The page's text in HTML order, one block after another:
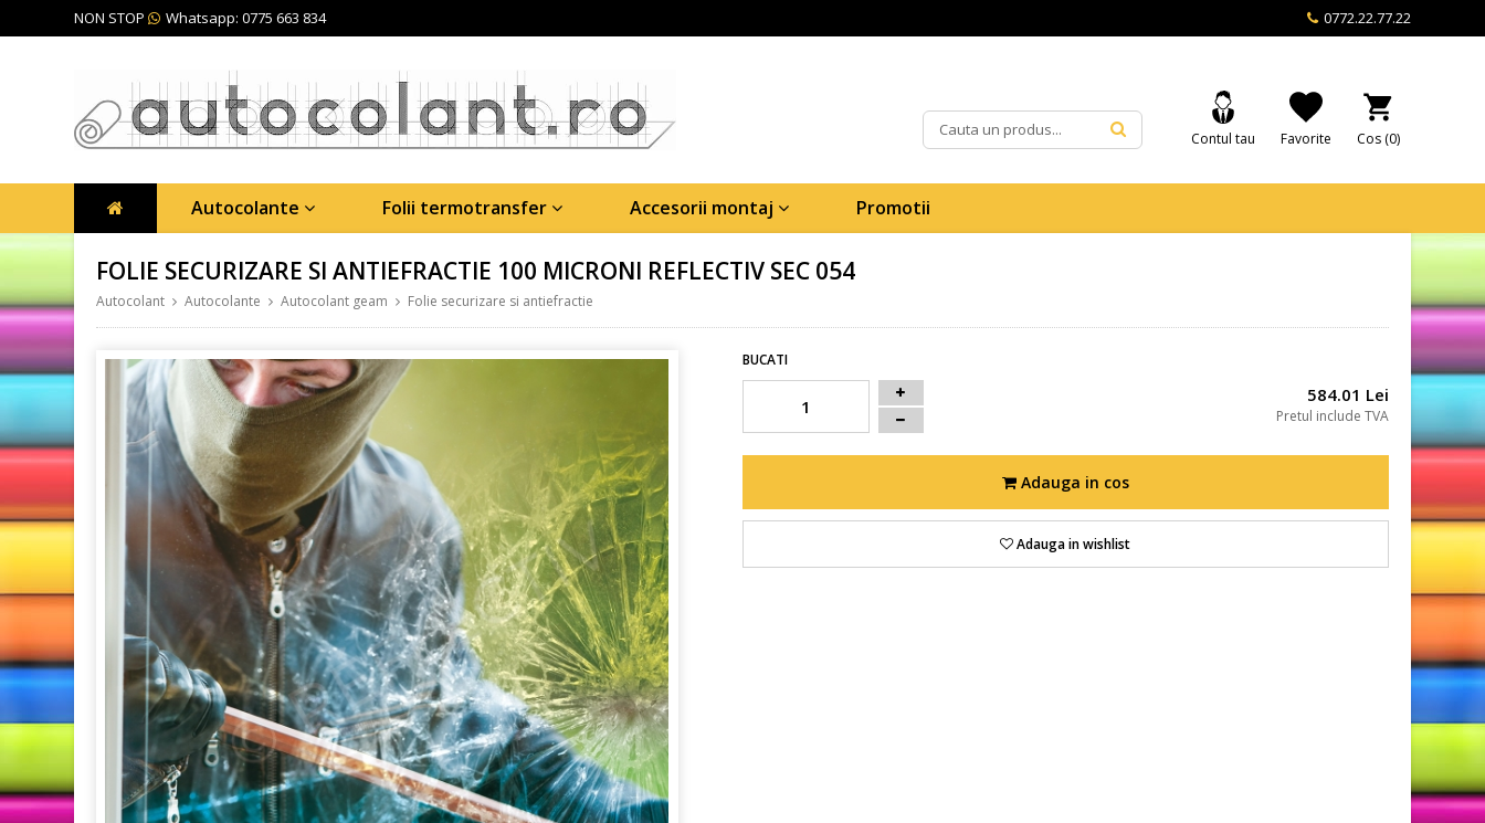
NON STOP Whatsapp: 0775 663 834 0772.22.77.22
Cos (0)
Favorite
Contul tau
Autocolante Folii termotransfer Accesorii montaj Promotii
FOLIE SECURIZARE SI ANTIEFRACTIE 100 MICRONI REFLECTIV SEC 054
Autocolant Autocolante Autocolant geam Folie securizare si antiefractie
BUCATI
584.01 Lei
Pretul include TVA
Adauga in cos
Adauga in wishlist